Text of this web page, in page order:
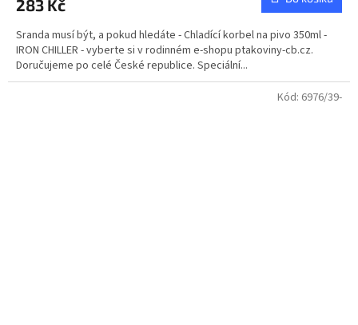
283 Kč
Sranda musí být, a pokud hledáte - Chladící korbel na pivo 350ml -
IRON CHILLER - vyberte si v rodinném e-shopu ptakoviny-cb.cz.
Doručujeme po celé České republice. Speciální...
Kód: 6976/39-